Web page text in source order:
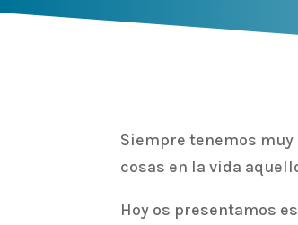
Siempre tenemos
cosas en la vida
Hoy os presentamos